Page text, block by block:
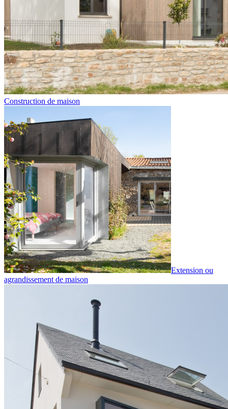
Construction de maison
Extension ou
agrandissement de maison